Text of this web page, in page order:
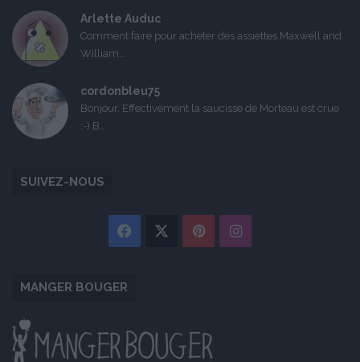
Arlette Auduc
Comment faire pour acheter des assiettes Maxwell and
William...
cordonbleu75
Bonjour, Effectivement la saucisse de Morteau est crue
:-) B...
SUIVEZ-NOUS
Facebook PinterestInstagram
MANGER BOUGER